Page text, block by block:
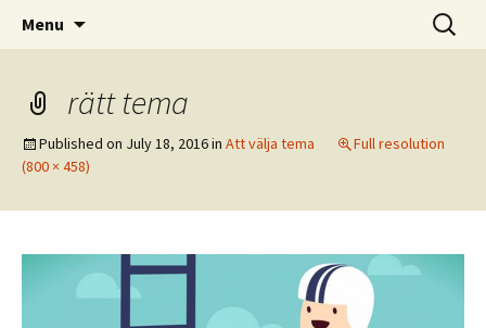
WP Magazine
Allt om hur man bygger webbsidor i
Wordpress
Menu
Search
for:
rätt tema
Published on July 18, 2016in Att välja tema
Full resolution
(800 × 458)